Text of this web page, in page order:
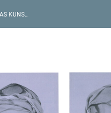
EVA MUELLERS VISIONARY SUNDAY POST 763 – WAS KUNST KANN